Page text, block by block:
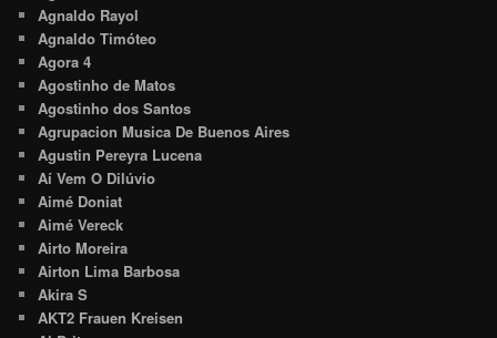
Agnaldo Rayol
Agnaldo Timóteo
Agora 4
Agostinho de Matos
Agostinho dos Santos
Agrupacion Musica De Buenos Aires
Agustin Pereyra Lucena
Aí Vem O Dilúvio
Aimé Doniat
Aimé Vereck
Airto Moreira
Airton Lima Barbosa
Akira S
AKT2 Frauen Kreisen